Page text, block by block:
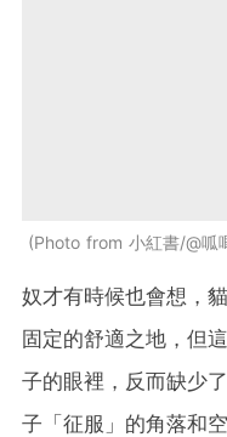
Photo from 小紅書/@呱
奴才有時候也會想，
固定的舒適之地，但
子的眼裡，反而缺少
子「征服」的角落和